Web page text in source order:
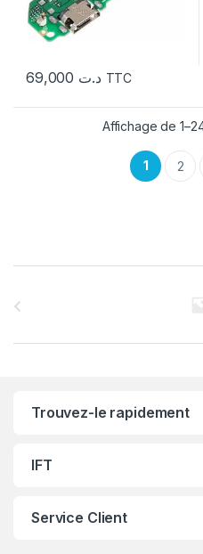
د.ت TTC
Affichage de
1 2
Trouvez-le rapidement
IFT
Service Client